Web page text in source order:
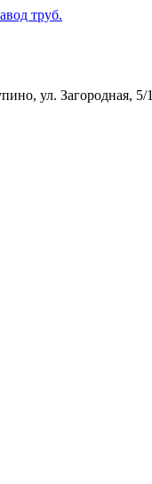
ул. Загородная, 5/1